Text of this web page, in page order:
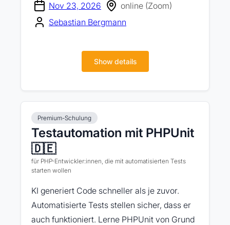
Nov 23, 2026
online (Zoom)
Sebastian Bergmann
Show details
Premium-Schulung
Testautomation mit PHPUnit
🇩🇪
für PHP-Entwickler:innen, die mit automatisierten Tests
starten wollen
KI generiert Code schneller als je zuvor.
Automatisierte Tests stellen sicher, dass er
auch funktioniert. Lerne PHPUnit von Grund